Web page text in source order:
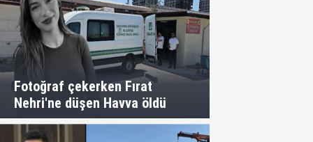
Fotoğraf çekerken Fırat
Nehri'ne düşen Havva öldü